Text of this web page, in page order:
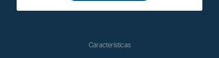
Características